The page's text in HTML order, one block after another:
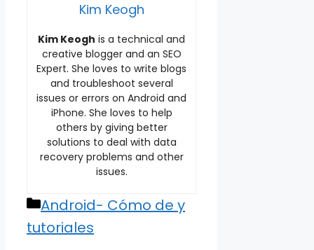
Kim Keogh
Kim Keogh is a technical and
creative blogger and an SEO
Expert. She loves to write blogs
and troubleshoot several
issues or errors on Android and
iPhone. She loves to help
others by giving better
solutions to deal with data
recovery problems and other
issues.
Categories
Android- Cómo de y
tutoriales